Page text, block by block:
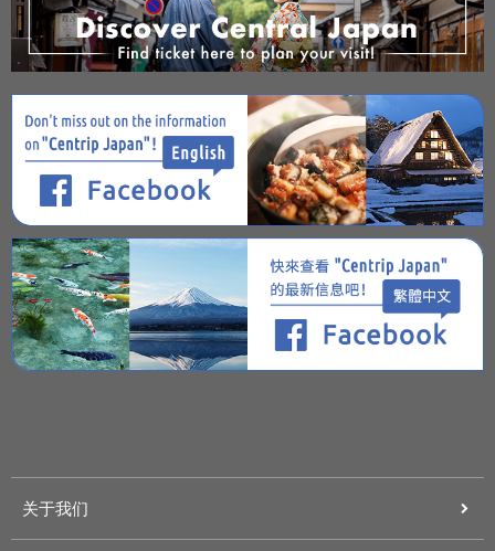
关于我们